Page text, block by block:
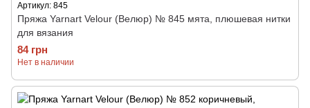
Артикул: 845
Пряжа Yarnart Velour (Велюр) № 845 мята, плюшевая нитки
для вязания
84 грн
Нет в наличии